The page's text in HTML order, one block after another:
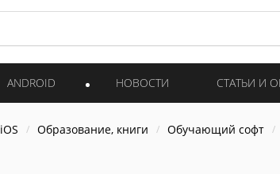
ANDROID НОВОСТИ СТАТЬИ И
iOS Образование, книги Обучающий софт